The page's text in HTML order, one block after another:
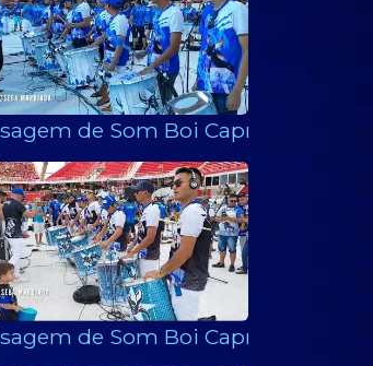
de Som Boi Caprichoso
de Som Boi Caprichoso